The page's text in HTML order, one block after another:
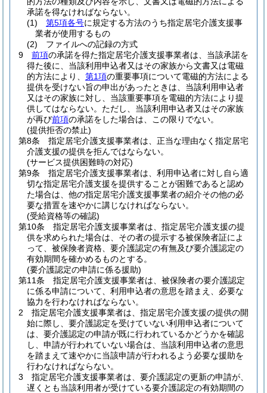
承諾を得なければならない。
(1)
第5項各号に規定する方法のうち指定居宅介護支援事
業者が使用するもの
(2)
ファイルへの記録の方式
9
前項の承諾を得た指定居宅介護支援事業者は、当該承諾を
得た後に、当該利用申込者又はその家族から文書又は電磁
的方法により、 第1項の重要事項について電磁的方法による
提供を受けない旨の申出があったときは、当該利用申込者
又はその家族に対し、当該重要事項を電磁的方法により提
供してはならない。 ただし、当該利用申込者又はその家族
が再び前項の承諾をした場合は、この限りでない。
(提供拒否の禁止)
第8条
指定居宅介護支援事業者は、正当な理由なく指定居宅
介護支援の提供を拒んではならない。
(サービス提供困難時の対応)
第9条
指定居宅介護支援事業者は、利用申込者に対し自ら適
切な指定居宅介護支援を提供することが困難であると認め
た場合は、他の指定居宅介護支援事業者の紹介その他の必
要な措置を速やかに講じなければならない。
(受給資格等の確認)
第10条
指定居宅介護支援事業者は、指定居宅介護支援の提
供を求められた場合は、その者の提示する被保険者証によ
って、被保険者資格、要介護認定の有無及び要介護認定の
有効期間を確かめるものとする。
(要介護認定の申請に係る援助)
第11条
指定居宅介護支援事業者は、被保険者の要介護認定
に係る申請について、利用申込者の意思を踏まえ、必要な
協力を行わなければならない。
2
指定居宅介護支援事業者は、指定居宅介護支援の提供の開
始に際し、要介護認定を受けていない利用申込者について
は、要介護認定の申請が既に行われているかどうかを確認
し、申請が行われていない場合は、当該利用申込者の意思
を踏まえて速やかに当該申請が行われるよう必要な援助を
行わなければならない。
3
指定居宅介護支援事業者は、要介護認定の更新の申請が、
遅くとも当該利用者が受けている要介護認定の有効期間の